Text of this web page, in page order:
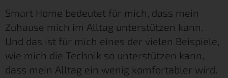
Smart Home bedeutet für mich, dass mein
Zuhause mich im Alltag unterstützen kann.
Und das ist für mich eines der vielen Beispiele,
wie mich die Technik so unterstützen kann,
dass mein Alltag ein wenig komfortabler wird.